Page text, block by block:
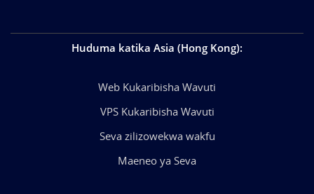
Huduma katika Asia (Hong Kong):
Web Kukaribisha Wavuti
VPS Kukaribisha Wavuti
Seva zilizowekwa wakfu
Maeneo ya Seva